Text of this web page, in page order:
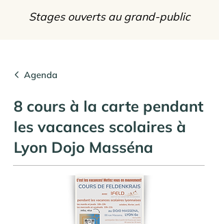
Stages ouverts au grand-public
Agenda
8 cours à la carte pendant
les vacances scolaires à
Lyon Dojo Masséna